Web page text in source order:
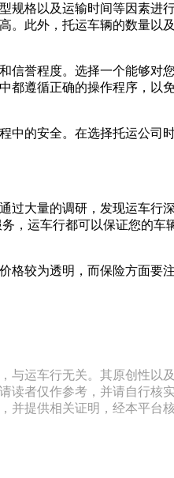
格以及运输时间等因素进
此外，托运车辆的数量以
誉程度。选择一个能够对
遵循正确的操作程序，以
的安全。在选择托运公司
大量的调研，发现运车行
，运车行都可以保证您的
较为透明，而保险方面要
运车行无关。其原创性以
者仅作参考，并请自行核
提供相关证明，经本平台